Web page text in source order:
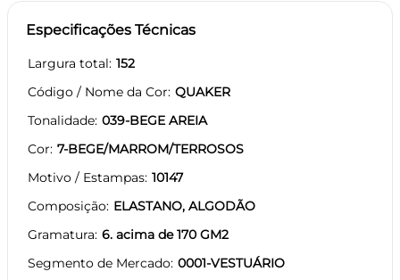
Especificações Técnicas
Largura total 152
Código / Nome da Cor QUAKER
Tonalidade 039-BEGE AREIA
Cor 7-BEGE/MARROM/TERROSOS
Motivo / Estampas 10147
Composição ELASTANO, ALGODÃO
Gramatura 6. acima de 170 GM2
Segmento de Mercado 0001-VESTUÁRIO